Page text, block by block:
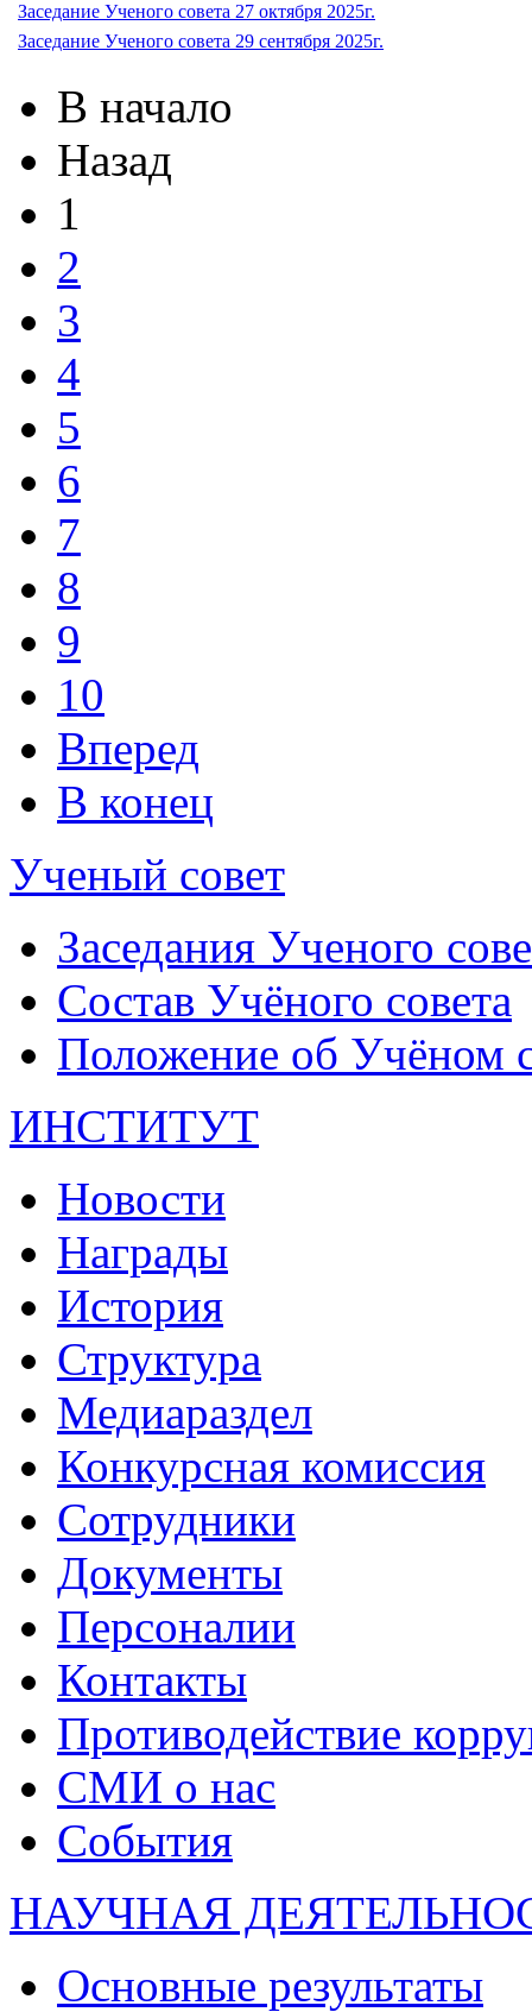
Заседание Ученого совета 27 октября 2025г.
Заседание Ученого совета 29 сентября 2025г.
В начало
Назад
1
2
3
4
5
6
7
8
9
10
Вперед
В конец
Ученый совет
Заседания Ученого
Состав Учёного совета
Положение об Учёном
ИНСТИТУТ
Новости
Награды
История
Структура
Медиараздел
Конкурсная комиссия
Сотрудники
Документы
Персоналии
Контакты
Противодействие
СМИ о нас
События
НАУЧНАЯ
Основные результаты